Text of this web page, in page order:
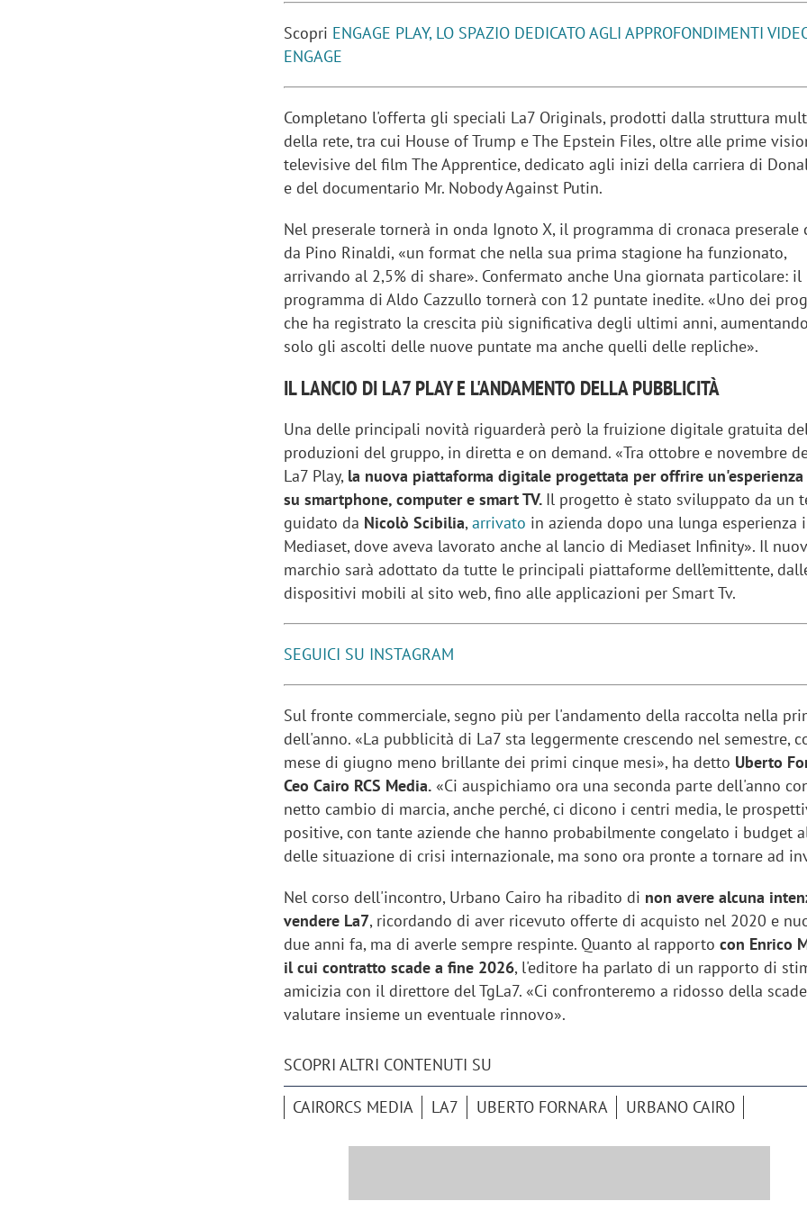
Scopri ENGAGE PLAY, LO SPAZIO DEDICATO AGLI APPROFONDIMENTI
ENGAGE
Completano l'offerta gli speciali La7 Originals, prodotti dalla struttura
della rete, tra cui House of Trump e The Epstein Files, oltre alle prime
televisive del film The Apprentice, dedicato agli inizi della carriera di
e del documentario Mr. Nobody Against Putin.
Nel preserale tornerà in onda Ignoto X, il programma di cronaca preserale
da Pino Rinaldi, «un format che nella sua prima stagione ha funzionato,
arrivando al 2,5% di share». Confermato anche Una giornata particolare: il
programma di Aldo Cazzullo tornerà con 12 puntate inedite. «Uno dei
che ha registrato la crescita più significativa degli ultimi anni,
solo gli ascolti delle nuove puntate ma anche quelli delle repliche».
IL LANCIO DI LA7 PLAY E L'ANDAMENTO DELLA PUBBLICITÀ
Una delle principali novità riguarderà però la fruizione digitale gratuita
produzioni del gruppo, in diretta e on demand. «Tra ottobre e novembre
La7 Play, la nuova piattaforma digitale progettata per offrire
su smartphone, computer e smart TV. Il progetto è stato sviluppato da un
guidato da Nicolò Scibilia,arrivato in azienda dopo una lunga esperienza
Mediaset, dove aveva lavorato anche al lancio di Mediaset Infinity». Il
marchio sarà adottato da tutte le principali piattaforme dell’emittente,
dispositivi mobili al sito web, fino alle applicazioni per Smart Tv.
SEGUICI SU INSTAGRAM
Sul fronte commerciale, segno più per l'andamento della raccolta nella
dell'anno. «La pubblicità di La7 sta leggermente crescendo nel semestre,
mese di giugno meno brillante dei primi cinque mesi», ha detto Uberto
Ceo Cairo RCS Media. «Ci auspichiamo ora una seconda parte dell'anno
netto cambio di marcia, anche perché, ci dicono i centri media, le
positive, con tante aziende che hanno probabilmente congelato i budget
delle situazione di crisi internazionale, ma sono ora pronte a tornare ad
Nel corso dell'incontro, Urbano Cairo ha ribadito di non avere alcuna
vendere La7, ricordando di aver ricevuto offerte di acquisto nel 2020 e
due anni fa, ma di averle sempre respinte. Quanto al rapporto con Enrico
il cui contratto scade a fine 2026, l'editore ha parlato di un rapporto di
amicizia con il direttore del TgLa7. «Ci confronteremo a ridosso della
valutare insieme un eventuale rinnovo».
SCOPRI ALTRI CONTENUTI SU
CAIRORCS MEDIA LA7 UBERTO FORNARA URBANO CAIRO
comunicazione crea un brand food:
Emanuele Viora di Deloitte Digital:
«La creatività resta centrale, l’AI deve
amplificare il talento»
Ricerche di mercato.
Doxa: «Non basta più
fenomeni: bisogna
tradurli in azioni»